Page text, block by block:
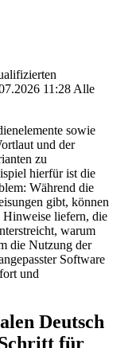
11:28 Alle
sowie
und der
zu
hierfür ist die
Während die
gibt, können
Hinweise liefern, die
warum
die Nutzung der
Software
und
Deutsch
für